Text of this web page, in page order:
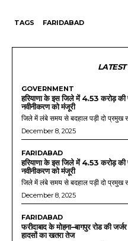
TAGS FARIDABAD
GOVERNMENT
हरियाणा के इस जिले में 4.53 करोड़ की
नवीनीकरण को मंजूरी
जिले में लंबे समय से बदहाल पड़ी दो प्रमुख
December 8, 2025
FARIDABAD
हरियाणा के इस जिले में 4.53 करोड़ की
नवीनीकरण को मंजूरी
जिले में लंबे समय से बदहाल पड़ी दो प्रमुख
December 8, 2025
FARIDABAD
फरीदाबाद के मोहना–बागपुर रोड की
हादसों का खतरा तेज